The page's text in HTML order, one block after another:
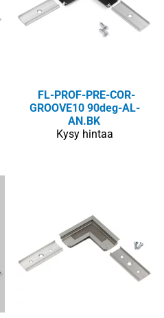
FL-PROF-PRE-COR-
GROOVE10 90deg-AL-
AN.BK
Kysy hintaa